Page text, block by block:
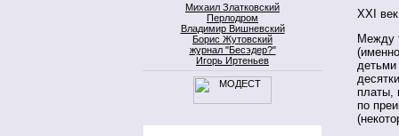
Михаил Златковский
Перлодром
Владимир Вишневский
Борис Жутовский
журнал "Бесэдер?"
Игорь Иртеньев
ХХI
Между
детьми
платы,
по